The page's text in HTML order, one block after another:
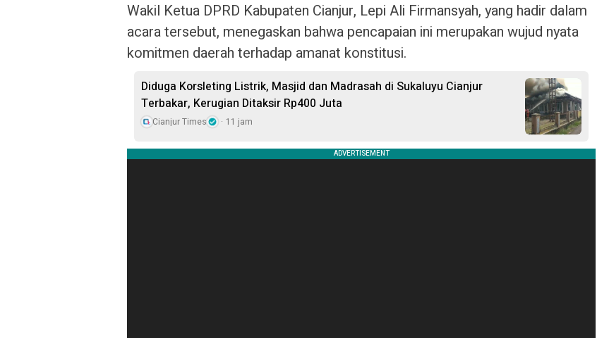
Wakil Ketua DPRD Kabupaten Cianjur, Lepi Ali Firmansyah, yang hadir dalam
acara tersebut, menegaskan bahwa pencapaian ini merupakan wujud nyata
komitmen daerah terhadap amanat konstitusi.
Diduga Korsleting Listrik, Masjid dan Madrasah di Sukaluyu Cianjur
Terbakar, Kerugian Ditaksir Rp400 Juta
Cianjur Times 11 jam